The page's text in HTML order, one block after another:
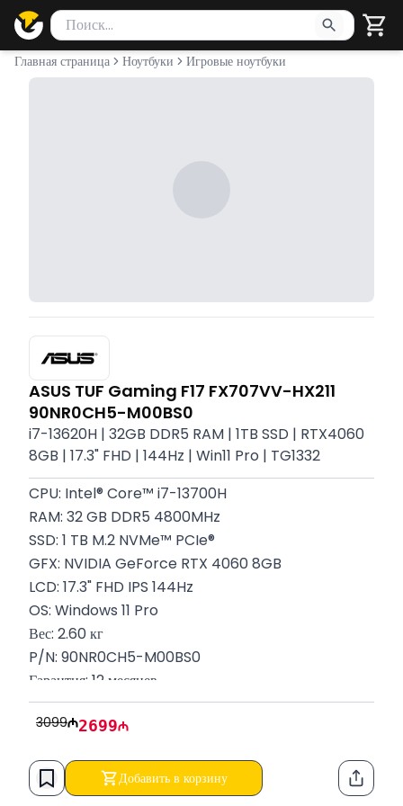
Поиск товаров
Введите минимум 2 символа для поиска. Нажмите Enter
Главная страница Ноутбуки Игровые ноутбуки
ASUS TUF Gaming F17 FX707VV-HX211
90NR0CH5-M00BS0
i7-13620H | 32GB DDR5 RAM | 1TB SSD | RTX4060
8GB | 17.3" FHD | 144Hz | Win11 Pro | TG1332
CPU: Intel® Core™ i7-13700H
RAM: 32 GB DDR5 4800MHz
SSD: 1 TB M.2 NVMe™ PCIe®
GFX: NVIDIA GeForce RTX 4060 8GB
LCD: 17.3" FHD IPS 144Hz
OS: Windows 11 Pro
Вес: 2.60 кг
P/N: 90NR0CH5-M00BS0
Гарантия: 12 месяцев
3099 2699
Добавить в корзину